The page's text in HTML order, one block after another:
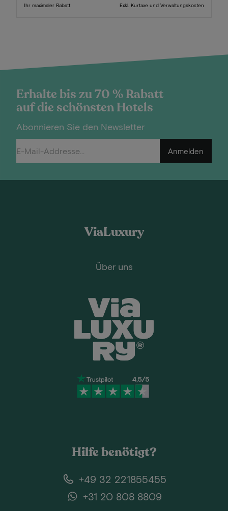
Ihr maximaler Rabatt Exkl. Kurtaxe und Verwaltungskosten
Erhalte bis zu 70 % Rabatt
auf die schönsten Hotels
Abonnieren Sie den Newsletter
Anmelden
ViaLuxury
Über uns
Hilfe benötigt?
+49 32 221855455
+31 20 808 8809